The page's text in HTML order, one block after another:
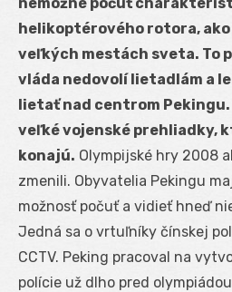
helikoptérového rotora, ako
veľkých mestách sveta. To
vláda nedovolí lietadlám a
lietať nad centrom Pekingu.
veľké vojenské prehliadky,
konajú. Olympijské hry 2008
zmenili. Obyvatelia Pekingu
možnosť počuť a vidieť hneď
Jedná sa o vrtuľníky čínskej
CCTV. Peking pracoval na
polície už dlho pred